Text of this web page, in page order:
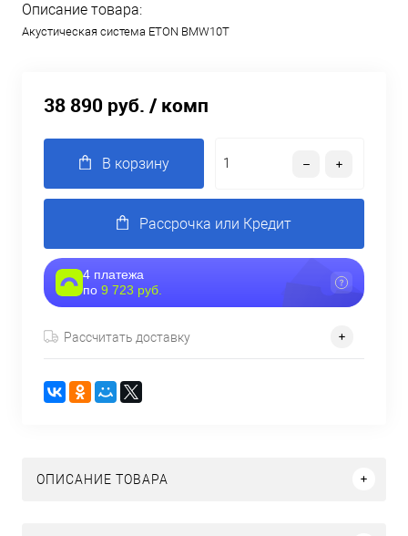
Описание товара:
Акустическая система ETON BMW10T
38 890 руб. / комп
В корзину
Рассрочка или Кредит
4 платежа
по 9 723 руб.
Рассчитать доставку
ОПИСАНИЕ ТОВАРА